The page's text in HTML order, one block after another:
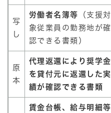
写
し
労働者名簿等 （支援対
象従業員の勤務地が確
認できる書類）
原
本
代理返還により奨学金
を貸付元に返還した実
績が確認できる書類
賃金台帳、給与明細等